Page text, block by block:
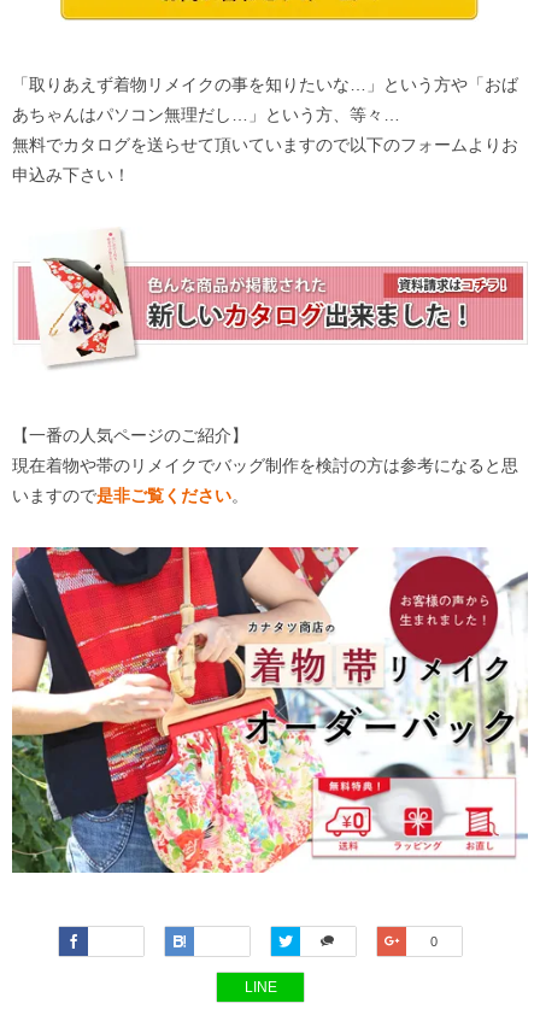
「取りあえず着物リメイクの事を知りたいな…」という方や「おば
あちゃんはパソコン無理だし…」という方、等々…
無料でカタログを送らせて頂いていますので以下のフォームよりお
申込み下さい！
【一番の人気ページのご紹介】
現在着物や帯のリメイクでバッグ制作を検討の方は参考になると思
いますので是非ご覧ください。
Twitter Google+
0
LINE